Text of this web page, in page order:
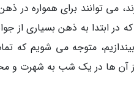
توانند برای همواره در ذهن
در ابتدا به ذهن بسیاری از
متوجه می شویم که
ها در یک شب به شهرت و